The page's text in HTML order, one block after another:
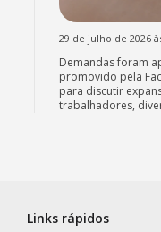
29 de julho de 2026
Demandas foram
promovido pela
para discutir
trabalhadores,
Links rápidos